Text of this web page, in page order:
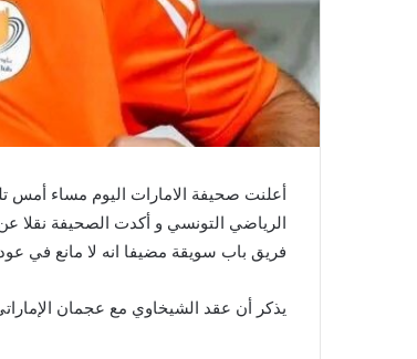
أعلنت صحيفة الامارات اليوم مساء أمس
الرياضي التونسي و أكدت الصحيفة نقلا
فريق باب سويقة مضيفا انه لا مانع في
يذكر أن عقد الشيخاوي مع عجمان الإماراتي ينتهي